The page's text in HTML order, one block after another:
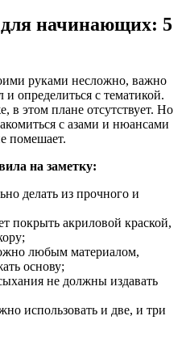
начинающих: 5
руками несложно, важно
определиться с тематикой.
в этом плане отсутствует. Но
с азами и нюансами
помешает.
на заметку:
делать из прочного и
покрыть акриловой краской,
любым материалом,
основу;
не должны издавать
использовать и две, и три